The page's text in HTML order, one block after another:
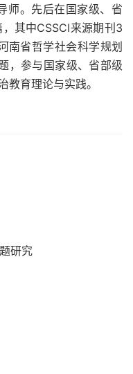
师。先后在国家级、省
其中CSSCI来源期刊3
南省哲学社会科学规划
，参与国家级、省部级
教育理论与实践。
研究